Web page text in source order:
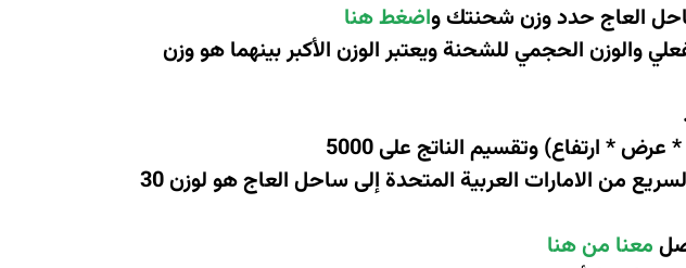
العاج حدد وزن شحنتك واضغط هنا
الحجمي للشحنة ويعتبر الوزن الأكبر بينهما هو وزن
* ارتفاع) وتقسيم الناتج على 5000
أقل كمية للشحن الجوي السريع هو 1 كغ ، و أفضل سعر للشحن الجوي السريع من الامارات العربية المتحدة إلى ساحل العاج هو لوزن 30
معنا من هنا